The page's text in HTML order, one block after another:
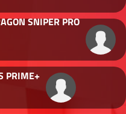
SNIPER PRO
PRIME+